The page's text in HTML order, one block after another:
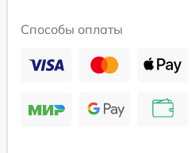
Способы оплаты